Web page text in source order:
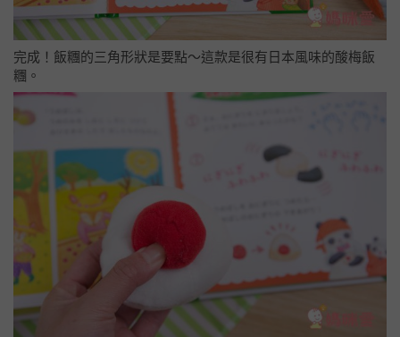
完成！飯糰的三角形狀是要點～這款是很有日本風味的酸梅飯
糰。